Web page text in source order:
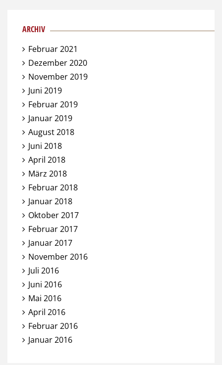
ARCHIV
Februar 2021
Dezember 2020
November 2019
Juni 2019
Februar 2019
Januar 2019
August 2018
Juni 2018
April 2018
März 2018
Februar 2018
Januar 2018
Oktober 2017
Februar 2017
Januar 2017
November 2016
Juli 2016
Juni 2016
Mai 2016
April 2016
Februar 2016
Januar 2016